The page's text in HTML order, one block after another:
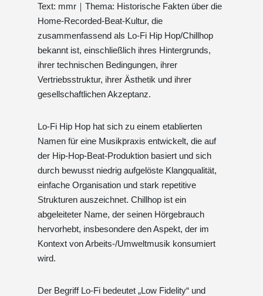
Text: mmr｜Thema: Historische Fakten über die
Home-Recorded-Beat-Kultur, die
zusammenfassend als Lo-Fi Hip Hop/Chillhop
bekannt ist, einschließlich ihres Hintergrunds,
ihrer technischen Bedingungen, ihrer
Vertriebsstruktur, ihrer Ästhetik und ihrer
gesellschaftlichen Akzeptanz.
Lo‑Fi Hip Hop hat sich zu einem etablierten
Namen für eine Musikpraxis entwickelt, die auf
der Hip-Hop-Beat-Produktion basiert und sich
durch bewusst niedrig aufgelöste Klangqualität,
einfache Organisation und stark repetitive
Strukturen auszeichnet. Chillhop ist ein
abgeleiteter Name, der seinen Hörgebrauch
hervorhebt, insbesondere den Aspekt, der im
Kontext von Arbeits-/Umweltmusik konsumiert
wird.
Der Begriff Lo-Fi bedeutet „Low Fidelity“ und